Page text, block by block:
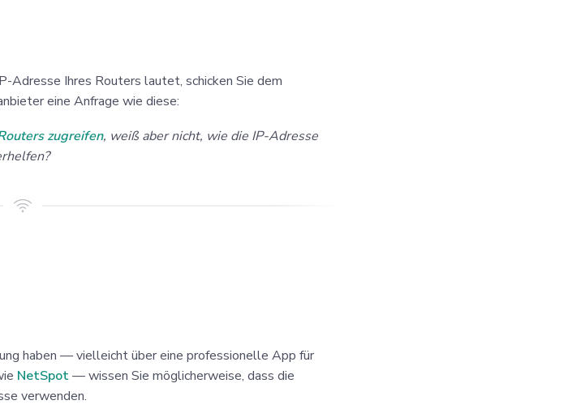
Adresse Ihres Routers lautet, schicken Sie dem
eine Anfrage wie diese:
zugreifen, weiß aber nicht, wie die IP-Adresse
haben — vielleicht über eine professionelle App für
NetSpot— wissen Sie möglicherweise, dass die
verwenden.